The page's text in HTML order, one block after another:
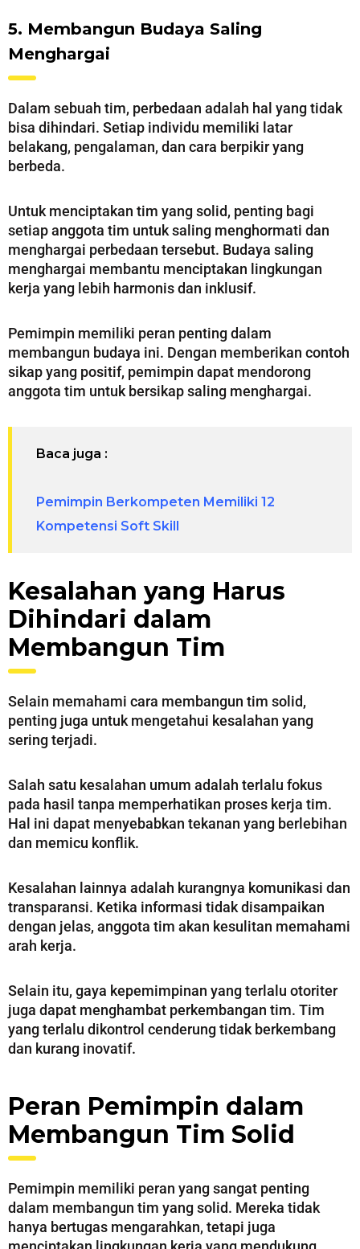
5. Membangun Budaya Saling
Menghargai
Dalam sebuah tim, perbedaan adalah hal yang tidak
bisa dihindari. Setiap individu memiliki latar
belakang, pengalaman, dan cara berpikir yang
berbeda.
Untuk menciptakan tim yang solid, penting bagi
setiap anggota tim untuk saling menghormati dan
menghargai perbedaan tersebut. Budaya saling
menghargai membantu menciptakan lingkungan
kerja yang lebih harmonis dan inklusif.
Pemimpin memiliki peran penting dalam
membangun budaya ini. Dengan memberikan contoh
sikap yang positif, pemimpin dapat mendorong
anggota tim untuk bersikap saling menghargai.
Baca juga :
Pemimpin Berkompeten Memiliki 12
Kompetensi Soft Skill
Kesalahan yang Harus
Dihindari dalam
Membangun Tim
Selain memahami cara membangun tim solid,
penting juga untuk mengetahui kesalahan yang
sering terjadi.
Salah satu kesalahan umum adalah terlalu fokus
pada hasil tanpa memperhatikan proses kerja tim.
Hal ini dapat menyebabkan tekanan yang berlebihan
dan memicu konflik.
Kesalahan lainnya adalah kurangnya komunikasi dan
transparansi. Ketika informasi tidak disampaikan
dengan jelas, anggota tim akan kesulitan memahami
arah kerja.
Selain itu, gaya kepemimpinan yang terlalu otoriter
juga dapat menghambat perkembangan tim. Tim
yang terlalu dikontrol cenderung tidak berkembang
dan kurang inovatif.
Peran Pemimpin dalam
Membangun Tim Solid
Pemimpin memiliki peran yang sangat penting
dalam membangun tim yang solid. Mereka tidak
hanya bertugas mengarahkan, tetapi juga